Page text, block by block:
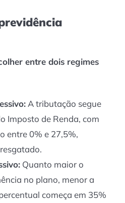
entre dois regimes
A tributação segue
Imposto de Renda, com
entre 0% e 27,5%,
Quanto maior o
no plano, menor a
começa em 35%